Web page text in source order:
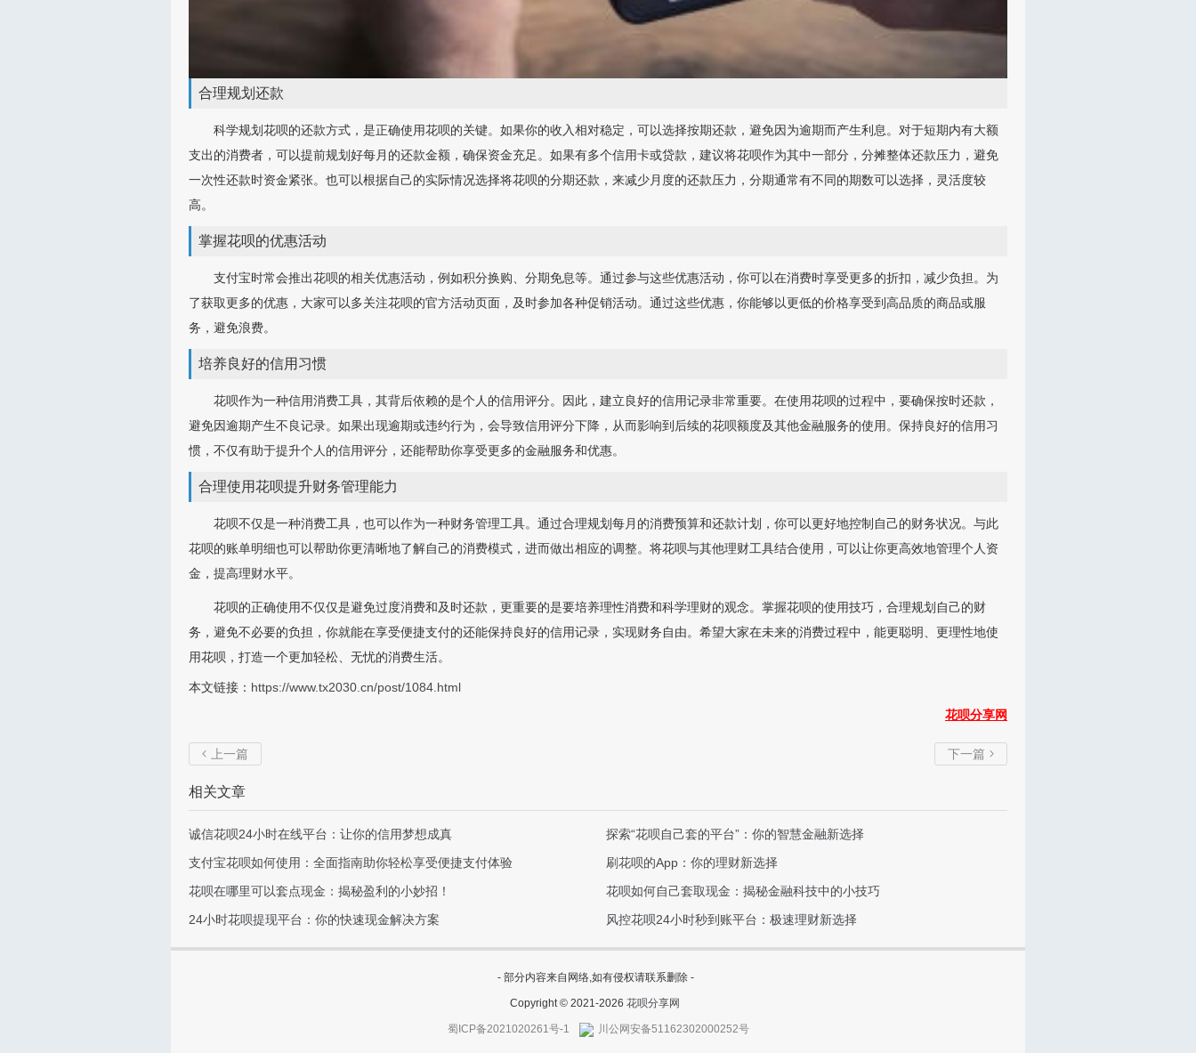
合理规划还款
科学规划花呗的还款方式，是正确使用花呗的关键。如果你的收入相对稳定，可以选择按期还款，避免因为逾期而产生利息。对于短期内有大额
支出的消费者，可以提前规划好每月的还款金额，确保资金充足。如果有多个信用卡或贷款，建议将花呗作为其中一部分，分摊整体还款压力，避免
一次性还款时资金紧张。也可以根据自己的实际情况选择将花呗的分期还款，来减少月度的还款压力，分期通常有不同的期数可以选择，灵活度较
高。
掌握花呗的优惠活动
支付宝时常会推出花呗的相关优惠活动，例如积分换购、分期免息等。通过参与这些优惠活动，你可以在消费时享受更多的折扣，减少负担。为
了获取更多的优惠，大家可以多关注花呗的官方活动页面，及时参加各种促销活动。通过这些优惠，你能够以更低的价格享受到高品质的商品或服
务，避免浪费。
培养良好的信用习惯
花呗作为一种信用消费工具，其背后依赖的是个人的信用评分。因此，建立良好的信用记录非常重要。在使用花呗的过程中，要确保按时还款，
避免因逾期产生不良记录。如果出现逾期或违约行为，会导致信用评分下降，从而影响到后续的花呗额度及其他金融服务的使用。保持良好的信用习
惯，不仅有助于提升个人的信用评分，还能帮助你享受更多的金融服务和优惠。
合理使用花呗提升财务管理能力
花呗不仅是一种消费工具，也可以作为一种财务管理工具。通过合理规划每月的消费预算和还款计划，你可以更好地控制自己的财务状况。与此
花呗的账单明细也可以帮助你更清晰地了解自己的消费模式，进而做出相应的调整。将花呗与其他理财工具结合使用，可以让你更高效地管理个人资
金，提高理财水平。
花呗的正确使用不仅仅是避免过度消费和及时还款，更重要的是要培养理性消费和科学理财的观念。掌握花呗的使用技巧，合理规划自己的财
务，避免不必要的负担，你就能在享受便捷支付的还能保持良好的信用记录，实现财务自由。希望大家在未来的消费过程中，能更聪明、更理性地使
用花呗，打造一个更加轻松、无忧的消费生活。
本文链接： https://www.tx2030.cn/post/1084.html
花呗分享网
 上一篇 下一篇 
相关文章
诚信花呗24小时在线平台：让你的信用梦想成真
探索“花呗自己套的平台”：你的智慧金融新选择
支付宝花呗如何使用：全面指南助你轻松享受便捷支付体验
刷花呗的App：你的理财新选择
花呗在哪里可以套点现金：揭秘盈利的小妙招！
花呗如何自己套取现金：揭秘金融科技中的小技巧
24小时花呗提现平台：你的快速现金解决方案
风控花呗24小时秒到账平台：极速理财新选择
- 部分内容来自网络,如有侵权请联系删除 -
Copyright © 2021-2026 花呗分享网
蜀ICP备2021020261号-1 川公网安备51162302000252号